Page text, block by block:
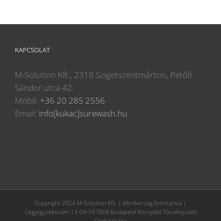
KAPCSOLAT
M-Solution Kft., 2318 Szigetszentmárton, Petőfi
Sándor utca 42.
Mobil: +36 20 285 2556
Email: info[kukac]surewash.hu
Copyright 2024 M-Solution Kft. | Minden jog fenntartva |
Cégjegyzékszám 13-09-167868 Budapest Környéki Törvényszék